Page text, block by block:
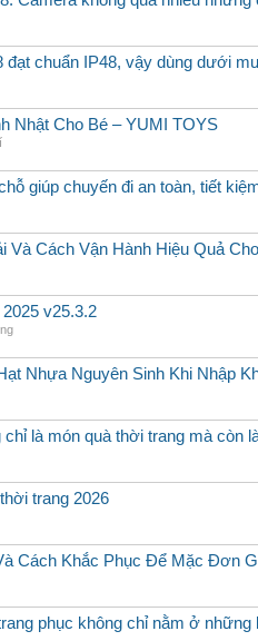
đạt chuẩn IP48, vậy dùng dưới
Nhật Cho Bé – YUMI TOYS
giúp chuyến đi an toàn, tiết
Và Cách Vận Hành Hiệu Quả
v25.3.2
Nhựa Nguyên Sinh Khi Nhập
chỉ là món quà thời trang mà
trang 2026
Cách Khắc Phục Để Mặc Đơn
phục không chỉ nằm ở